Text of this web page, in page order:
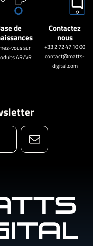
de
vous sur
AR/VR
Contactez
nous
+33 2 72 47 10 00
contact@matts-
digital.com